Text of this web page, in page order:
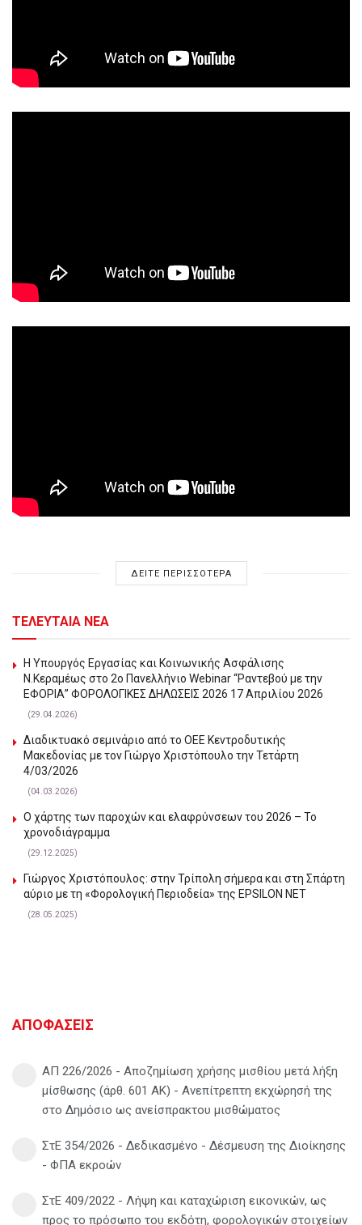
ΔΕΙΤΕ ΠΕΡΙΣΣΟΤΕΡΑ
ΤΕΛΕΥΤΑΙΑ ΝΕΑ
Η Υπουργός Εργασίας και Κοινωνικής Ασφάλισης
Ν.Κεραμέως στο 2o Πανελλήνιο Webinar “Ραντεβού με την
ΕΦΟΡΙΑ” ΦΟΡΟΛΟΓΙΚΕΣ ΔΗΛΩΣΕΙΣ 2026 17 Απριλίου 2026
(29.04.2026)
Διαδικτυακό σεμινάριο από το ΟΕΕ Κεντροδυτικής
Μακεδονίας με τον Γιώργο Χριστόπουλο την Τετάρτη
4/03/2026
(04.03.2026)
Ο χάρτης των παροχών και ελαφρύνσεων του 2026 – Το
χρονοδιάγραμμα
(29.12.2025)
Γιώργος Χριστόπουλος: στην Τρίπολη σήμερα και στη Σπάρτη
αύριο με τη «Φορολογική Περιοδεία» της EPSILON NET
(28.05.2025)
ΑΠΟΦΑΣΕΙΣ
ΑΠ 226/2026 - Αποζημίωση χρήσης μισθίου μετά λήξη
μίσθωσης (άρθ. 601 ΑΚ) - Ανεπίτρεπτη εκχώρησή της
στο Δημόσιο ως ανείσπρακτου μισθώματος
ΣτΕ 354/2026 - Δεδικασμένο - Δέσμευση της Διοίκησης
- ΦΠΑ εκροών
ΣτΕ 409/2022 - Λήψη και καταχώριση εικονικών, ως
προς το πρόσωπο του εκδότη, φορολογικών στοιχείων